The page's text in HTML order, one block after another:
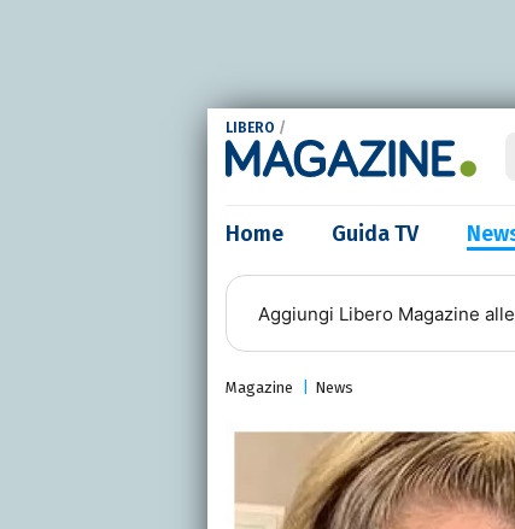
LIBERO /
Home Guida TV
Aggiungi Libero Magazine
Magazine News